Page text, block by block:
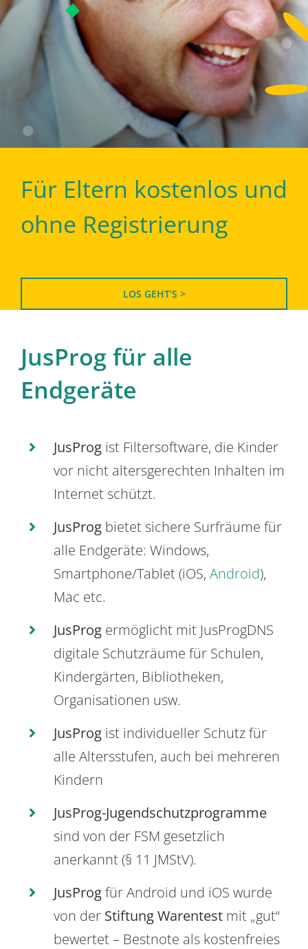
Für Eltern kostenlos und
ohne Registrierung
LOS GEHT’S >
JusProg für alle
Endgeräte
JusProg ist Filtersoftware, die Kinder
vor nicht altersgerechten Inhalten im
Internet schützt.
JusProg bietet sichere Surfräume für
alle Endgeräte: Windows,
Smartphone/Tablet (iOS, Android),
Mac etc.
JusProg ermöglicht mit JusProgDNS
digitale Schutzräume für Schulen,
Kindergärten, Bibliotheken,
Organisationen usw.
JusProg ist individueller Schutz für
alle Altersstufen, auch bei mehreren
Kindern
JusProg-Jugendschutzprogramme
sind von der FSM gesetzlich
anerkannt (§ 11 JMStV).
JusProgfür Android und iOS wurde
von der Stiftung Warentest mit „gut“
bewertet – Bestnote als kostenfreies